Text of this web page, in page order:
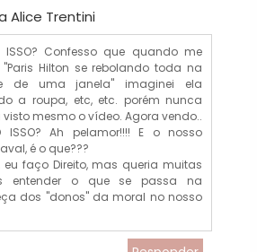
Alice Trentini
ISSO? Confesso que quando me
Hilton se rebolando toda na
de uma janela" imaginei ela
a roupa, etc, etc. porém nunca
mesmo o vídeo. Agora vendo..
ISSO? Ah pelamor!!!! E o nosso
é o que???
eu faço Direito, mas queria muitas
entender o que se passa na
dos "donos" da moral no nosso